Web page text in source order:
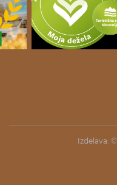
Izdelava: ©